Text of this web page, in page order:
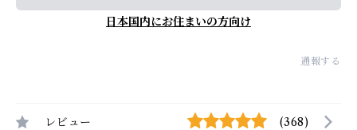
日本国内にお住まいの方向け
通報する
レビュー (368)